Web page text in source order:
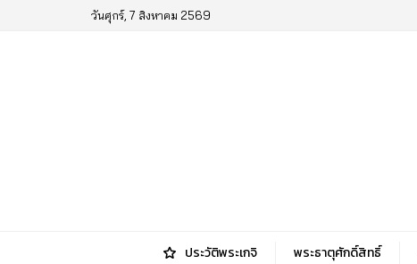
วันศุกร์, 7 สิงหาคม 2569
ประวัติพระเกจิ พระธาตุศักดิ์สิทธิ์